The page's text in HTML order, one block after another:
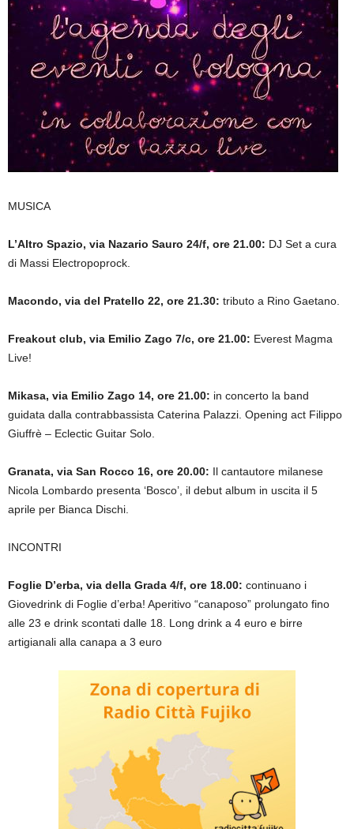
MUSICA
L’Altro Spazio, via Nazario Sauro 24/f, ore 21.00: DJ Set a cura
di Massi Electropoprock.
Macondo, via del Pratello 22, ore 21.30: tributo a Rino Gaetano.
Freakout club, via Emilio Zago 7/c, ore 21.00: Everest Magma
Live!
Mikasa, via Emilio Zago 14, ore 21.00: in concerto la band
guidata dalla contrabbassista Caterina Palazzi. Opening act Filippo
Giuffrè – Eclectic Guitar Solo.
Granata, via San Rocco 16, ore 20.00: Il cantautore milanese
Nicola Lombardo presenta ‘Bosco’, il debut album in uscita il 5
aprile per Bianca Dischi.
INCONTRI
Foglie D’erba, via della Grada 4/f, ore 18.00: continuano i
Giovedrink di Foglie d’erba! Aperitivo “canaposo” prolungato fino
alle 23 e drink scontati dalle 18. Long drink a 4 euro e birre
artigianali alla canapa a 3 euro